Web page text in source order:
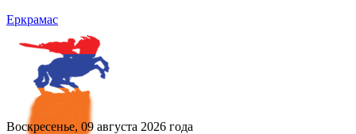
Еркрамас
Воскресенье, 09 августа 2026 года